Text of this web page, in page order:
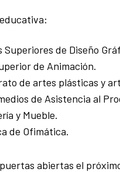
Superiores de Diseño
de Animación.
de artes plásticas y
de Asistencia al
y Mueble.
de Ofimática.
abiertas el